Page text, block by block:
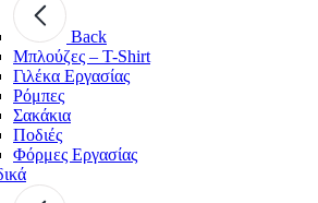
Back
Μπλούζες – T-Shirt
Γιλέκα Εργασίας
Ρόμπες
Σακάκια
Ποδιές
Φόρμες Εργασίας